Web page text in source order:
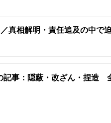
真相解明・責任追及の中
記事：隠蔽・改ざん・捏造